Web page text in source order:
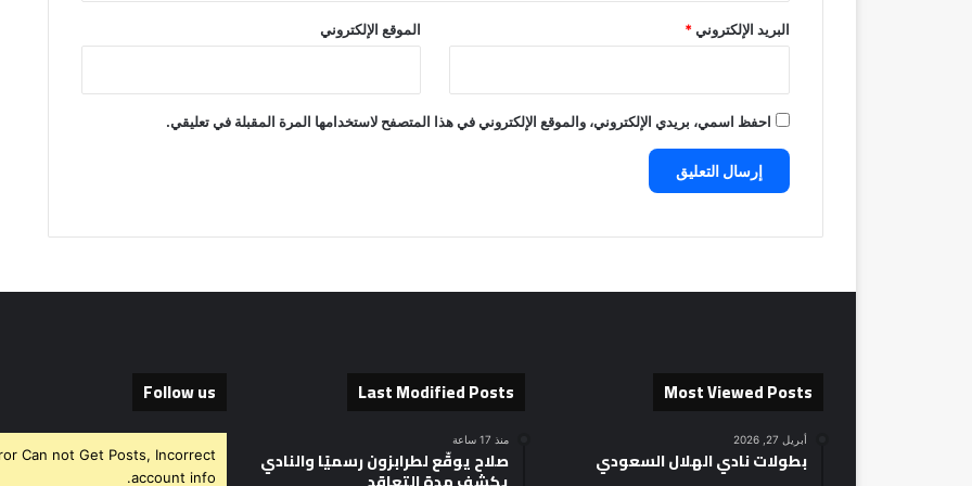
البريد الإلكتروني* الموقع الإلكتروني
احفظ اسمي، بريدي الإلكتروني، والموقع الإلكتروني في هذا المتصفح لاستخدامها المرة المقبلة في تعليقي.
Most Viewed Posts
أبريل 27, 2026
بطولات نادي الهلال السعودي
Last Modified Posts
منذ 17 ساعة
صلاح يوقّع لطرابزون رسميًا والنادي
Follow us
Can not Get Posts, Incorrect
account info.